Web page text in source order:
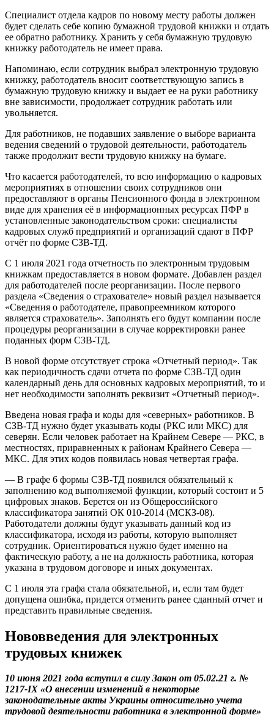
Специалист отдела кадров по новому месту работы должен
будет сделать себе копию бумажной трудовой книжки и отдать
ее обратно работнику. Хранить у себя бумажную трудовую
книжку работодатель не имеет права.
Напоминаю, если сотрудник выбрал электронную трудовую
книжку, работодатель вносит соответствующую запись в
бумажную трудовую книжку и выдает ее на руки работнику
вне зависимости, продолжает сотрудник работать или
увольняется.
Для работников, не подавших заявление о выборе варианта
ведения сведений о трудовой деятельности, работодатель
также продолжит вести трудовую книжку на бумаге.
Что касается работодателей, то всю информацию о кадровых
мероприятиях в отношении своих сотрудников они
предоставляют в органы Пенсионного фонда в электронном
виде для хранения её в информационных ресурсах ПФР в
установленные законодательством сроки: специалисты
кадровых служб предприятий и организаций сдают в ПФР
отчёт по форме СЗВ-ТД.
С 1 июля 2021 года отчетность по электронным трудовым
книжкам предоставляется в новом формате. Добавлен раздел
для работодателей после реорганизации. После первого
раздела «Сведения о страхователе» новый раздел называется
«Сведения о работодателе, правопреемником которого
является страхователь». Заполнять его будут компании после
процедуры реорганизации в случае корректировки ранее
поданных форм СЗВ-ТД.
В новой форме отсутствует строка «Отчетный период». Так
как периодичность сдачи отчета по форме СЗВ-ТД один
календарный день для основных кадровых мероприятий, то и
нет необходимости заполнять реквизит «Отчетный период».
Введена новая графа и коды для «северных» работников. В
СЗВ-ТД нужно будет указывать коды (РКС или МКС) для
северян. Если человек работает на Крайнем Севере — РКС, в
местностях, приравненных к районам Крайнего Севера —
МКС. Для этих кодов появилась новая четвертая графа.
— В графе 6 формы СЗВ-ТД появился обязательный к
заполнению код выполняемой функции, который состоит и 5
цифровых знаков. Берется он из Общероссийского
классификатора занятий ОК 010-2014 (МСКЗ-08).
Работодатели должны будут указывать данный код из
классификатора, исходя из работы, которую выполняет
сотрудник. Ориентироваться нужно будет именно на
фактическую работу, а не на должность работника, которая
указана в трудовом договоре и иных документах.
С 1 июля эта графа стала обязательной, и, если там будет
допущена ошибка, придется отменить ранее сданный отчет и
представить правильные сведения.
Нововведения для электронных
трудовых книжек
10 июня 2021 года вступил в силу Закон от 05.02.21 г. №
1217-IX «О внесении изменений в некоторые
законодательные акты Украины относительно учета
трудовой деятельности работника в электронной форме»